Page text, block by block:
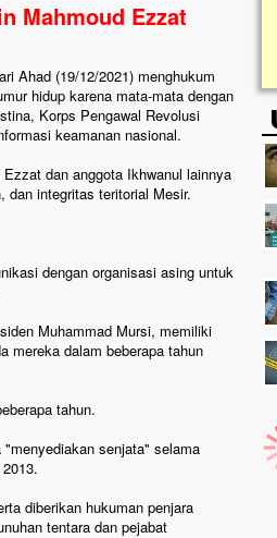
Mahmoud Ezzat
Ahad (19/12/2021) menghukum
hidup karena mata-mata dengan
Korps Pengawal Revolusi
keamanan nasional.
dan anggota Ikhwanul lainnya
dan integritas teritorial Mesir.
dengan organisasi asing untuk
Muhammad Mursi, memiliki
mereka dalam beberapa tahun
tahun.
senjata" selama
diberikan hukuman penjara
tentara dan pejabat